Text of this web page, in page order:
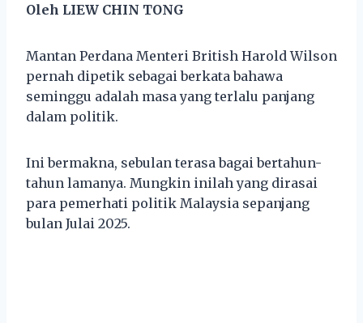
Oleh LIEW CHIN TONG
Mantan Perdana Menteri British Harold Wilson
pernah dipetik sebagai berkata bahawa
seminggu adalah masa yang terlalu panjang
dalam politik.
Ini bermakna, sebulan terasa bagai bertahun-
tahun lamanya. Mungkin inilah yang dirasai
para pemerhati politik Malaysia sepanjang
bulan Julai 2025.